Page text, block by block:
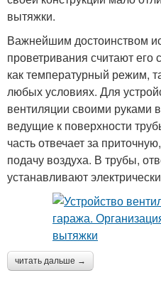
вытяжки.
Важнейшим достоинством
проветривания считают его
как температурный режим,
любых условиях. Для
вентиляции своими руками
ведущие к поверхности
часть отвечает за
подачу воздуха. В трубы,
устанавливают
читать дальше →